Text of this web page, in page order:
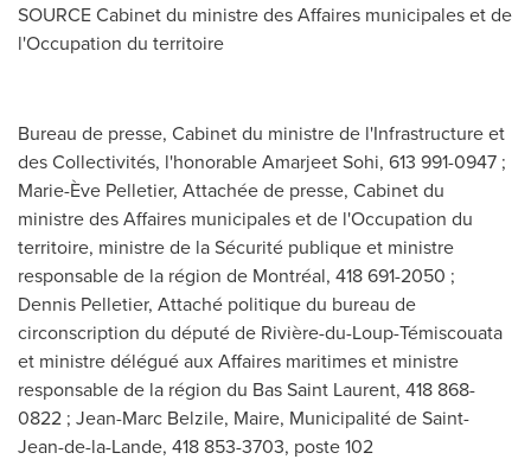
SOURCE Cabinet du ministre des Affaires municipales et de
l'Occupation du territoire
Bureau de presse, Cabinet du ministre de l'Infrastructure et
des Collectivités, l'honorable Amarjeet Sohi, 613 991-0947 ;
Marie-Ève Pelletier, Attachée de presse, Cabinet du
ministre des Affaires municipales et de l'Occupation du
territoire, ministre de la Sécurité publique et ministre
responsable de la région de Montréal, 418 691-2050 ;
Dennis Pelletier, Attaché politique du bureau de
circonscription du député de Rivière-du-Loup-Témiscouata
et ministre délégué aux Affaires maritimes et ministre
responsable de la région du Bas Saint Laurent, 418 868-
0822 ; Jean-Marc Belzile, Maire, Municipalité de Saint-
Jean-de-la-Lande, 418 853-3703, poste 102